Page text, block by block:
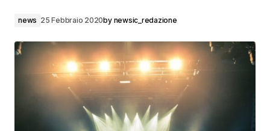
news 25 Febbraio 2020by newsic_redazione